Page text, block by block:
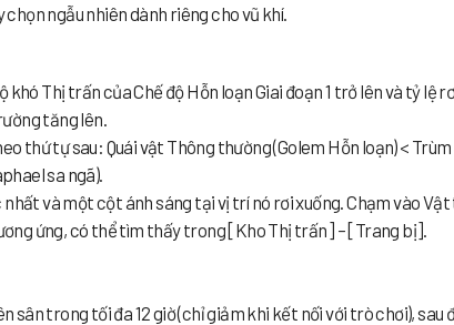
ngẫu nhiên dành riêng cho vũ khí.
Thị trấn của Chế độ Hỗn loạn Giai đoạn 1 trở lên và tỷ lệ
tăng lên.
thứ tự sau: Quái vật Thông thường (Golem Hỗn loạn) <
sa ngã).
và một cột ánh sáng tại vị trí nó rơi xuống. Chạm vào
ứng, có thể tìm thấy trong [Kho Thị trấn] – [Trang bị].
trong tối đa 12 giờ (chỉ giảm khi kết nối với trò chơi), sau